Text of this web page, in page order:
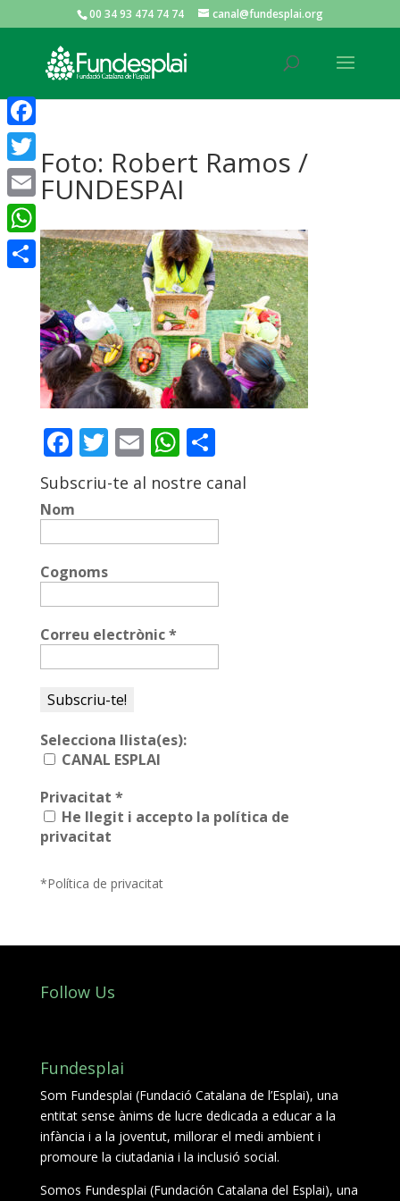
00 34 93 474 74 74 canal@fundesplai.org
Foto: Robert Ramos /
FUNDESPAI
Facebook
Twitter
EmailWhatsApp
Comparteix
Subscriu-te al nostre canal
Nom
Cognoms
Correu electrònic*
Selecciona llista(es):
CANAL ESPLAI
Privacitat *
He llegit i accepto la política de
privacitat
*Política de privacitat
Follow Us
Fundesplai
Som Fundesplai (Fundació Catalana de l’Esplai), una
entitat sense ànims de lucre dedicada a educar a la
infància i a la joventut, millorar el medi ambient i
promoure la ciutadania i la inclusió social.
Somos Fundesplai (Fundación Catalana del Esplai), una
Facebook
Twitter
Email
WhatsApp
Comparteix
ACTIVITATS D'ESTIU
MÓN ESCOLAR
ALBERG CENTRE ESPLAI
FORMACIÓ
CASES DE COLÒNIES
ACCIÓ SOCIAL I JOVES
ESPLAIS
CONEIX FUNDESPLAI
La Fundació
L'equip
Butlletins
Diari de la Fundació
Fundesplai als mitjans
Xarxes socials